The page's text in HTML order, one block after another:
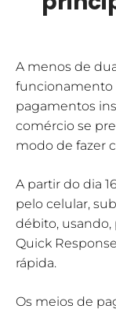
A menos de
funcionamento
pagamentos
comércio se
modo de fazer
A partir do dia
pelo celular,
débito, usando,
Quick
rápida.
Os meios de